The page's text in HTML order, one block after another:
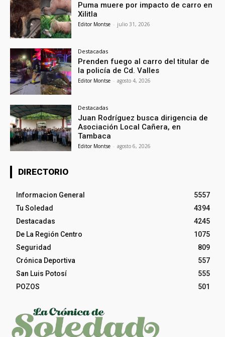
Puma muere por impacto de carro en
Xilitla
Editor Montse - julio 31, 2026
Destacadas
Prenden fuego al carro del titular de
la policía de Cd. Valles
Editor Montse - agosto 4, 2026
Destacadas
Juan Rodríguez busca dirigencia de
Asociación Local Cañera, en
Tambaca
Editor Montse - agosto 6, 2026
DIRECTORIO
Informacion General
5557
Tu Soledad
4394
Destacadas
4245
De La Región Centro
1075
Seguridad
809
Crónica Deportiva
557
San Luis Potosí
555
POZOS
501